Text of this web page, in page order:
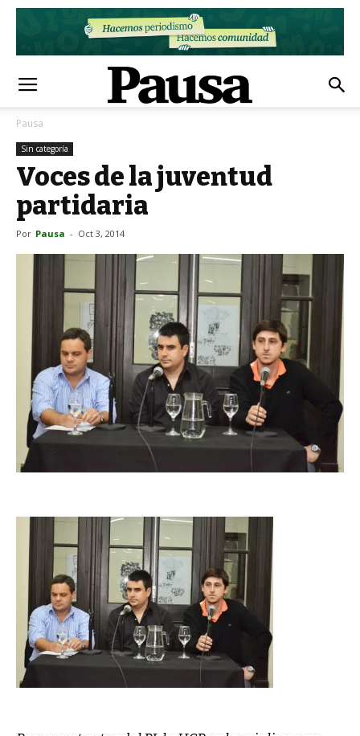
Pausa
Sin categoría
Voces de la juventud
partidaria
Por Pausa - Oct 3, 2014